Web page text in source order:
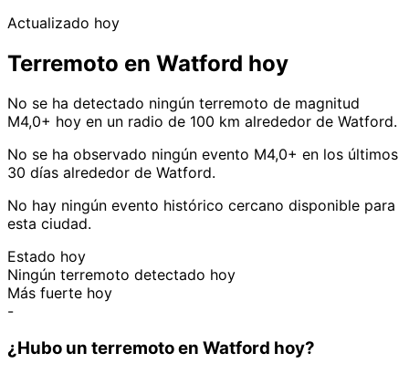
Actualizado hoy
Terremoto en Watford hoy
No se ha detectado ningún terremoto de magnitud
M4,0+ hoy en un radio de 100 km alrededor de Watford.
No se ha observado ningún evento M4,0+ en los últimos
30 días alrededor de Watford.
No hay ningún evento histórico cercano disponible para
esta ciudad.
Estado hoy
Ningún terremoto detectado hoy
Más fuerte hoy
-
¿Hubo un terremoto en Watford hoy?